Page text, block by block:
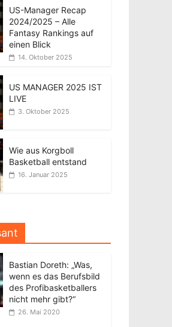
US-Manager Recap
2024/2025 – Alle
Fantasy Rankings auf
einen Blick
14. Oktober 2025
US MANAGER 2025 IST
LIVE
3. Oktober 2025
Wie aus Korgboll
Basketball entstand
16. Januar 2025
Bastian Doreth: „Was,
wenn es das Berufsbild
des Profibasketballers
nicht mehr gibt?“
26. Mai 2020